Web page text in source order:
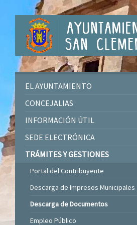
EL AYUNTAMIENTO
CONCEJALIAS
INFORMACIÓN ÚTIL
SEDE ELECTRÓNICA
TRÁMITES Y GESTIONES
Portal del Contribuyente
Descarga de Impresos Municipales
Descarga de Documentos
Empleo Público